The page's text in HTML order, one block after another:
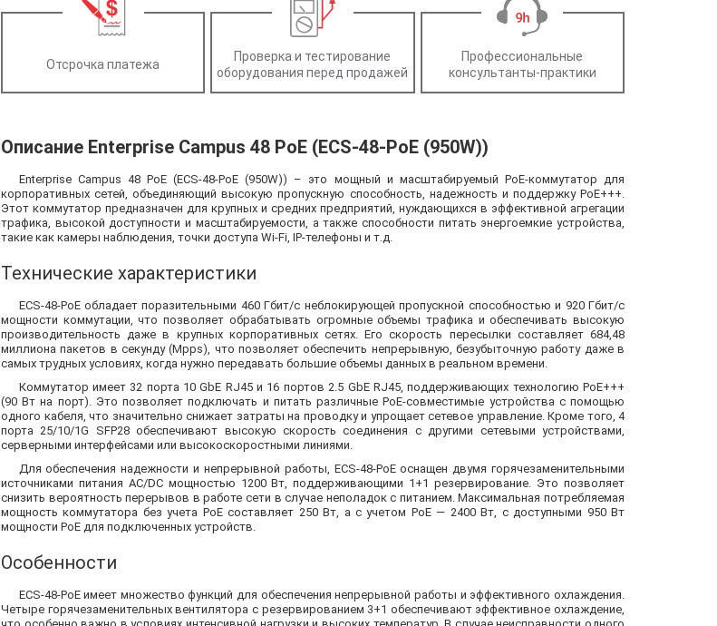
Отсрочка платежа
Проверка и тестирование
оборудования перед продажей
Профессиональные
консультанты-практики
Описание Enterprise Campus 48 PoE (ECS-48-PoE (950W))
Enterprise Campus 48 PoE (ECS-48-PoE (950W)) – это мощный и масштабируемый PoE-коммутатор для
корпоративных сетей, объединяющий высокую пропускную способность, надежность и поддержку PoE+++.
Этот коммутатор предназначен для крупных и средних предприятий, нуждающихся в эффективной агрегации
трафика, высокой доступности и масштабируемости, а также способности питать энергоемкие устройства,
такие как камеры наблюдения, точки доступа Wi-Fi, IP-телефоны и т.д.
Технические характеристики
ECS-48-PoE обладает поразительными 460 Гбит/с неблокирующей пропускной способностью и 920 Гбит/с
мощности коммутации, что позволяет обрабатывать огромные объемы трафика и обеспечивать высокую
производительность даже в крупных корпоративных сетях. Его скорость пересылки составляет 684,48
миллиона пакетов в секунду (Mpps), что позволяет обеспечить непрерывную, безубыточную работу даже в
самых трудных условиях, когда нужно передавать большие объемы данных в реальном времени.
Коммутатор имеет 32 порта 10 GbE RJ45 и 16 портов 2.5 GbE RJ45, поддерживающих технологию PoE+++
(90 Вт на порт). Это позволяет подключать и питать различные PoE-совместимые устройства с помощью
одного кабеля, что значительно снижает затраты на проводку и упрощает сетевое управление. Кроме того, 4
порта 25/10/1G SFP28 обеспечивают высокую скорость соединения с другими сетевыми устройствами,
серверными интерфейсами или высокоскоростными линиями.
Для обеспечения надежности и непрерывной работы, ECS-48-PoE оснащен двумя горячезаменительными
источниками питания AC/DC мощностью 1200 Вт, поддерживающими 1+1 резервирование. Это позволяет
снизить вероятность перерывов в работе сети в случае неполадок с питанием. Максимальная потребляемая
мощность коммутатора без учета PoE составляет 250 Вт, а с учетом PoE — 2400 Вт, с доступными 950 Вт
мощности PoE для подключенных устройств.
Особенности
ECS-48-PoE имеет множество функций для обеспечения непрерывной работы и эффективного охлаждения.
Четыре горячезаменительных вентилятора с резервированием 3+1 обеспечивают эффективное охлаждение,